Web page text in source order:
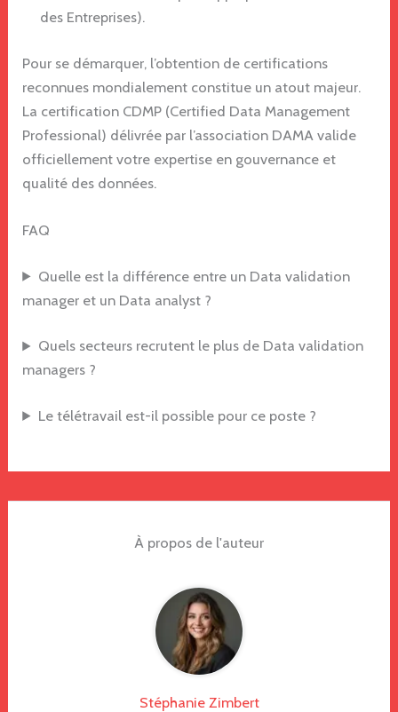
des Entreprises).
Pour se démarquer, l’obtention de certifications
reconnues mondialement constitue un atout majeur.
La certification CDMP (Certified Data Management
Professional) délivrée par l’association DAMA valide
officiellement votre expertise en gouvernance et
qualité des données.
FAQ
Quelle est la différence entre un Data validation
manager et un Data analyst ?
Quels secteurs recrutent le plus de Data validation
managers ?
Le télétravail est-il possible pour ce poste ?
À propos de l'auteur
Stéphanie Zimbert